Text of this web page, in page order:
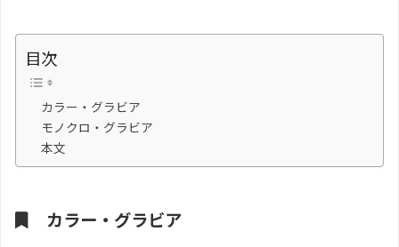
目次
カラー・グラビア
モノクロ・グラビア
本文
カラー・グラビア